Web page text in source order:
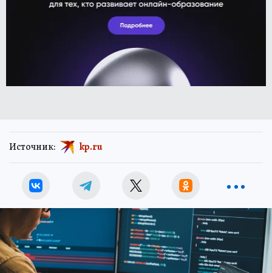
Источник: kp.ru